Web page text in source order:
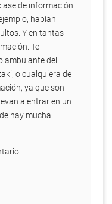
de información.
habían
Y en tantas
Te
ambulante del
o cualquiera de
ya que son
a entrar en un
hay mucha